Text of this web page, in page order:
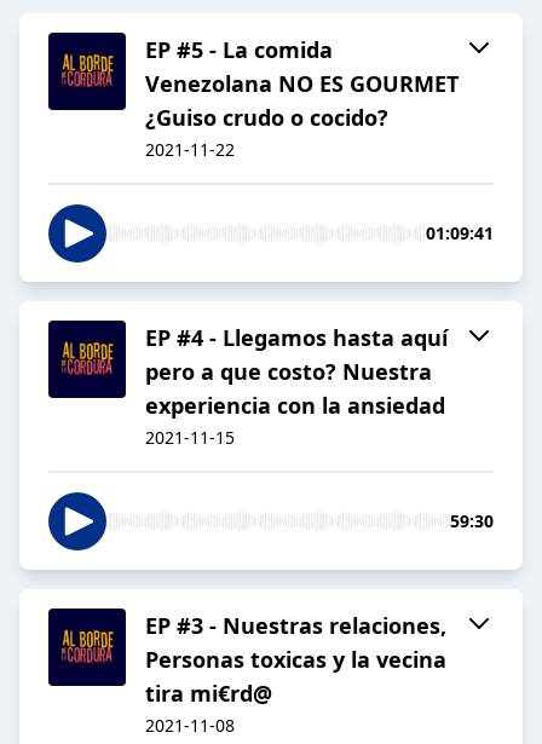
EP #5 - La comida
Venezolana NO ES GOURMET
¿Guiso crudo o cocido?
2021-11-22
01:09:41
EP #4 - Llegamos hasta aquí
pero a que costo? Nuestra
experiencia con la ansiedad
2021-11-15
59:30
EP #3 - Nuestras relaciones,
Personas toxicas y la vecina
tira mi€rd@
2021-11-08